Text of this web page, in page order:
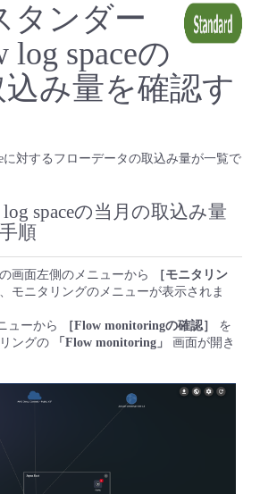
ューを見る
バー
監査
ーを見る
ーター
/監査
ューを見る
ド
法
理
査
用
報
況
ンス履歴
予定
ンス
動画
タンダー
log spaceの
み量を確認す
に対するフローデータの取込み量が一覧で
spaceの当月の取込み量
順
の画面左側のメニューから
［モニタリン
モニタリングのメニューが表示されま
ューから
［Flow monitoringの確認］
を
ングの
「Flow monitoring」
画面が開き